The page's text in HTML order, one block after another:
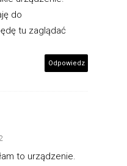
do
tu zaglądać
Odpowiedz
to urządzenie.